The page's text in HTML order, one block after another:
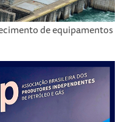
de equipamentos